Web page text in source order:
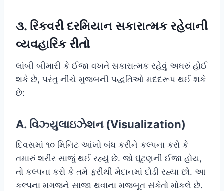
૩. રિકવરી દરમિયાન સકારાત્મક રહેવાની
વ્યવહારિક રીતો
લાંબી બીમારી કે ઈજા વખતે સકારાત્મક રહેવું અઘરું હોઈ
શકે છે, પરંતુ નીચે મુજબની પદ્ધતિઓ મદદરૂપ થઈ શકે
છે:
A. વિઝ્યુલાઇઝેશન (Visualization)
દિવસમાં ૧૦ મિનિટ આંખો બંધ કરીને કલ્પના કરો કે
તમારું શરીર સાજું થઈ રહ્યું છે. જો ઘૂંટણની ઈજા હોય,
તો કલ્પના કરો કે તમે ફરીથી મેદાનમાં દોડી રહ્યા છો. આ
કલ્પના મગજને સાજા થવાના મજબૂત સંકેતો મોકલે છે.